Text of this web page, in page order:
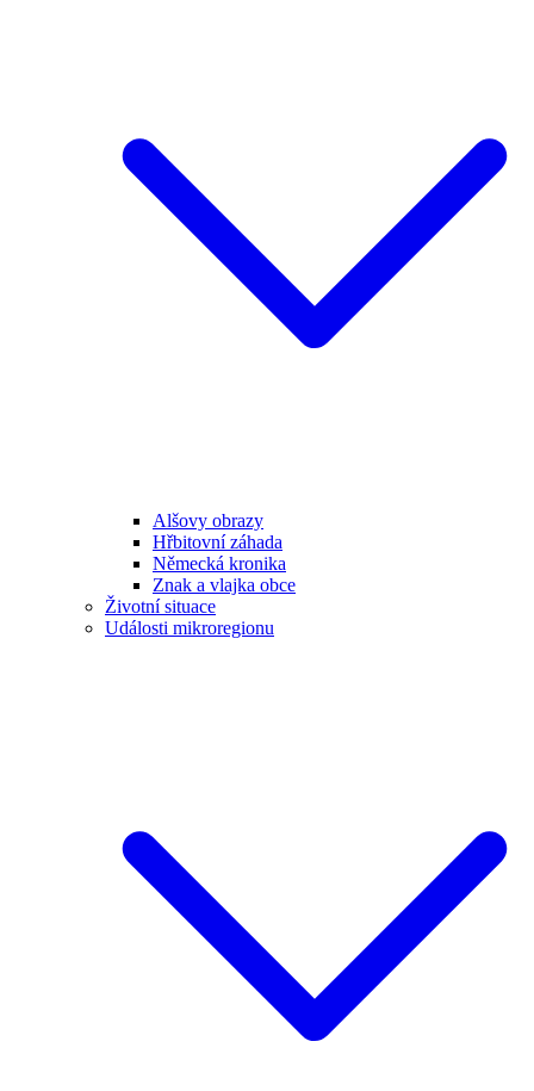
Alšovy obrazy
Hřbitovní záhada
Německá kronika
Znak a vlajka obce
Životní situace
Události mikroregionu